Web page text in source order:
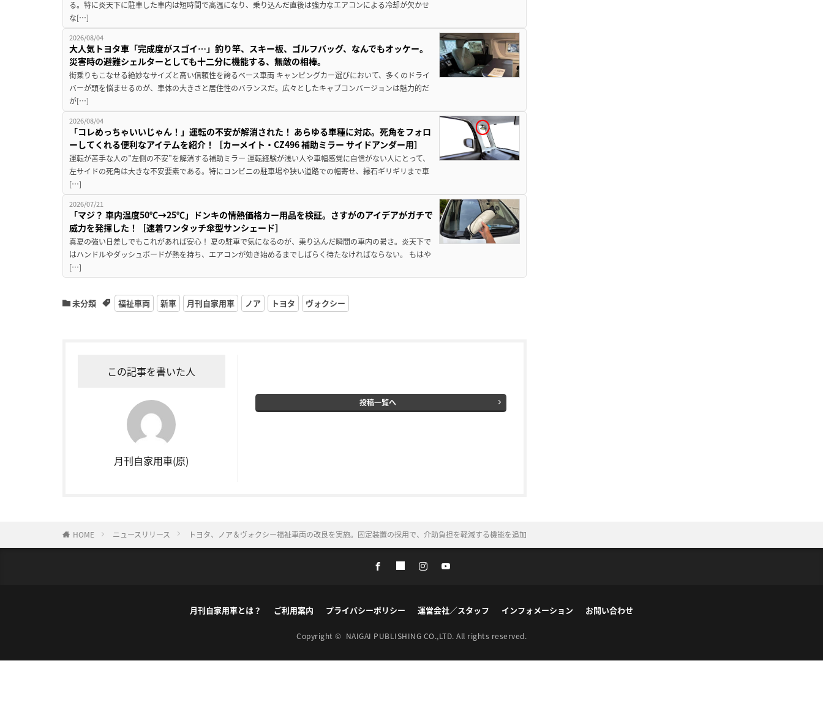
る。特に炎天下に駐車した車内は短時間で高温になり、乗り込んだ直後は強力なエアコンによる冷却が欠かせ
な[…]
2026/08/04
大人気トヨタ車「完成度がスゴイ…」釣り竿、スキー板、ゴルフバッグ、なんでもオッケー。
災害時の避難シェルターとしても十二分に機能する、無敵の相棒。
街乗りもこなせる絶妙なサイズと高い信頼性を誇るベース車両 キャンピングカー選びにおいて、多くのドライ
バーが頭を悩ませるのが、車体の大きさと居住性のバランスだ。広々としたキャブコンバージョンは魅力的だ
が[…]
2026/08/04
「コレめっちゃいいじゃん！」運転の不安が解消された！ あらゆる車種に対応。死角をフォロ
ーしてくれる便利なアイテムを紹介！［カーメイト・CZ496 補助ミラー サイドアンダー用］
運転が苦手な人の”左側の不安”を解消する補助ミラー 運転経験が浅い人や車幅感覚に自信がない人にとって、
左サイドの死角は大きな不安要素である。特にコンビニの駐車場や狭い道路での幅寄せ、縁石ギリギリまで車
[…]
2026/07/21
「マジ？ 車内温度50℃→25℃」ドンキの情熱価格カー用品を検証。さすがのアイデアがガチで
威力を発揮した！［速着ワンタッチ傘型サンシェード］
真夏の強い日差しでもこれがあれば安心！ 夏の駐車で気になるのが、乗り込んだ瞬間の車内の暑さ。炎天下で
はハンドルやダッシュボードが熱を持ち、エアコンが効き始めるまでしばらく待たなければならない。 もはや
[…]
未分類 福祉車両 新車 月刊自家用車 ノア トヨタ ヴォクシー
この記事を書いた人
月刊自家用車(原)
投稿一覧へ
HOME ニュースリリース トヨタ、ノア＆ヴォクシー福祉車両の改良を実施。固定装置の採用で、介助負担を軽減する機能を追加
月刊自家用車とは？ ご利用案内 プライバシーポリシー 運営会社／スタッフ インフォメーション お問い合わせ
Copyright © NAIGAI PUBLISHING CO.,LTD. All rights reserved.